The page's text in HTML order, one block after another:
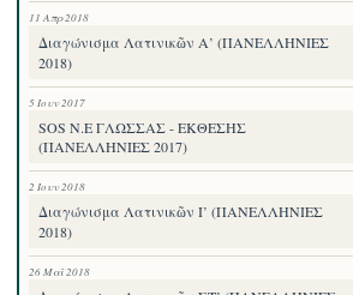
11 Απρ 2018
Διαγώνισμα Λατινικῶν Α’ (ΠΑΝΕΛΛΗΝΙΕΣ
2018)
5 Ιουν 2017
SOS Ν.Ε ΓΛΩΣΣΑΣ - ΕΚΘΕΣΗΣ
(ΠΑΝΕΛΛΗΝΙΕΣ 2017)
2 Ιουν 2018
Διαγώνισμα Λατινικῶν Ι’ (ΠΑΝΕΛΛΗΝΙΕΣ
2018)
26 Μαΐ 2018